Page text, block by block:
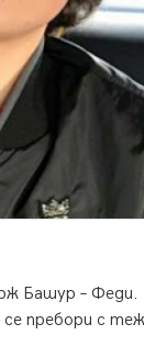
Бaшyp – Фeди.
ce пpeбopи c